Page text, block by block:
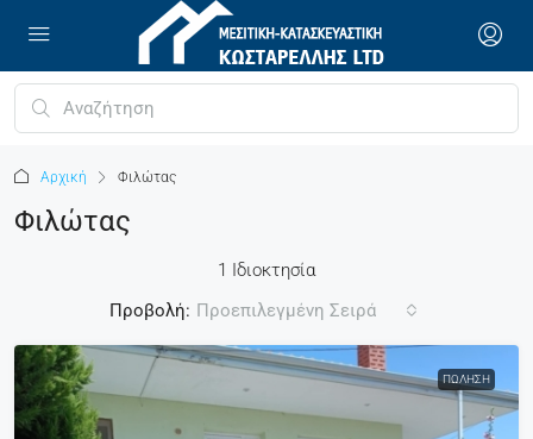
Αρχική Φιλώτας
Φιλώτας
1 Ιδιοκτησία
Προβολή: Προεπιλεγμένη Σειρά
ΠΏΛΗΣΗ